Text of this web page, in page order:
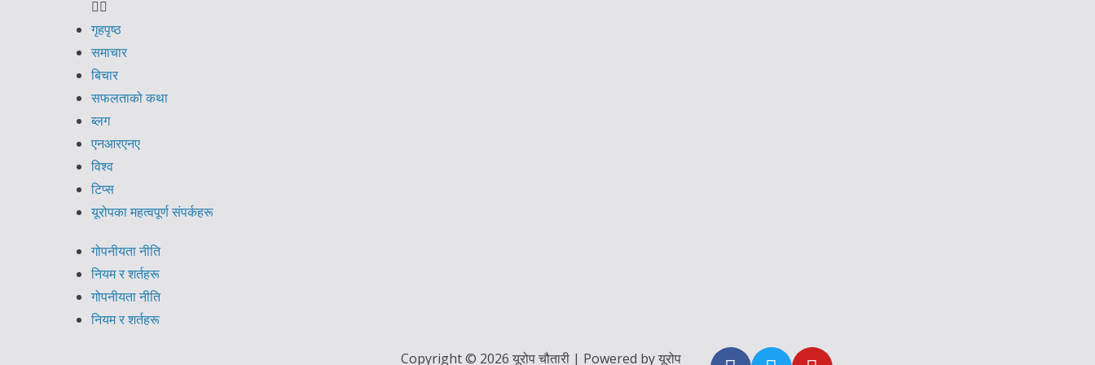
गृहपृष्ठ
समाचार
बिचार
सफलताको कथा
ब्लग
एनआरएनए
विश्व
टिप्स
यूरोपका महत्वपूर्ण संपर्कहरू
गोपनीयता नीति
नियम र शर्तहरू
गोपनीयता नीति
नियम र शर्तहरू
Copyright © 2026 यूरोप चौतारी | Powered by यूरोप